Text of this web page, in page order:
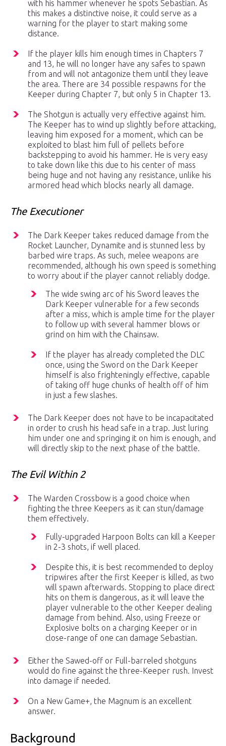
with his hammer whenever he spots Sebastian. As
this makes a distinctive noise, it could serve as a
warning for the player to start making some
distance.
If the player kills him enough times in Chapters 7
and 13, he will no longer have any safes to spawn
from and will not antagonize them until they leave
the area. There are 34 possible respawns for the
Keeper during Chapter 7, but only 5 in Chapter 13.
The Shotgun is actually very effective against him.
The Keeper has to wind up slightly before attacking,
leaving him exposed for a moment, which can be
exploited to blast him full of pellets before
backstepping to avoid his hammer. He is very easy
to take down like this due to his center of mass
being huge and not having any resistance, unlike his
armored head which blocks nearly all damage.
The Executioner
The Dark Keeper takes reduced damage from the
Rocket Launcher, Dynamite and is stunned less by
barbed wire traps. As such, melee weapons are
recommended, although his own speed is something
to worry about if the player cannot reliably dodge.
The wide swing arc of his Sword leaves the
Dark Keeper vulnerable for a few seconds
after a miss, which is ample time for the player
to follow up with several hammer blows or
grind on him with the Chainsaw.
If the player has already completed the DLC
once, using the Sword on the Dark Keeper
himself is also frighteningly effective, capable
of taking off huge chunks of health off of him
in just a few slashes.
The Dark Keeper does not have to be incapacitated
in order to crush his head safe in a trap. Just luring
him under one and springing it on him is enough, and
will directly skip to the next phase of the battle.
The Evil Within 2
The Warden Crossbow is a good choice when
fighting the three Keepers as it can stun/damage
them effectively.
Fully-upgraded Harpoon Bolts can kill a Keeper
in 2-3 shots, if well placed.
Despite this, it is best recommended to deploy
tripwires after the first Keeper is killed, as two
will spawn afterwards. Stopping to place direct
hits on them is dangerous, as it will leave the
player vulnerable to the other Keeper dealing
damage from behind. Also, using Freeze or
Explosive bolts on a charging Keeper or in
close-range of one can damage Sebastian.
Either the Sawed-off or Full-barreled shotguns
would do fine against the three-Keeper rush. Invest
into damage if needed.
On a New Game+, the Magnum is an excellent
answer.
Background